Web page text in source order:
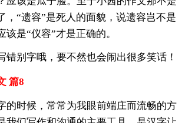
，“遗容”是死人的面貌，说遗容岂不是
是“仪容”才是正确的。
错别字哦，要不然也会闹出很多笑话！
篇8
的时候，常常为我眼前端庄而流畅的方